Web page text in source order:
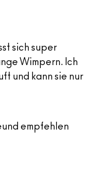
sich super
Wimpern. Ich
und kann sie nur
empfehlen